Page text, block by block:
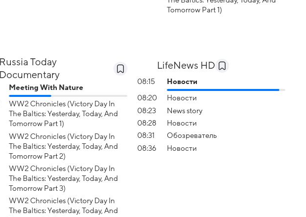
Tomorrow Part 1)
Russia Today
Documentary
Meeting With Nature
WW2 Chronicles (Victory Day In
The Baltics: Yesterday, Today, And
Tomorrow Part 1)
WW2 Chronicles (Victory Day In
The Baltics: Yesterday, Today, And
Tomorrow Part 2)
WW2 Chronicles (Victory Day In
The Baltics: Yesterday, Today, And
Tomorrow Part 3)
WW2 Chronicles (Victory Day In
The Baltics: Yesterday, Today, And
LifeNews HD
08:15 Новости
08:20
Новости
08:23
News story
08:28
Новости
08:31
Обозреватель
08:36
Новости